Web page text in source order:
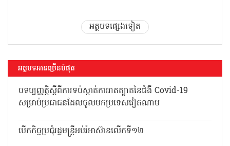
អត្ថបទផ្សេងទៀត
អត្ថបទអានច្រើនបំផុត
បទប្បញ្ញត្តិស្តីពីការទប់ស្កាត់ការរាតត្បាតនៃជំងឺ Covid-19
សម្រាប់ប្រជាជនដែលចូលមកប្រទេសវៀតណាម
បើកកិច្ចប្រជុំរដ្ឋមន្ត្រីអប់រំអាស៊ានលើកទី១២